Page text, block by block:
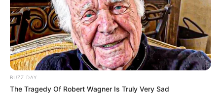
BUZZ DAY
The Tragedy Of Robert Wagner Is Truly Very Sad